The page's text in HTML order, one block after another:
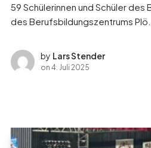
59 Schülerinnen und Schüler des
des Berufsbildungszentrums Plö...
by Lars Stender
on 4. Juli 2025